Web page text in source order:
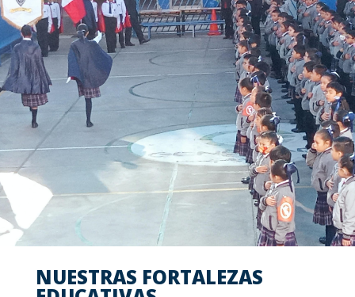
NUESTRAS FORTALEZAS